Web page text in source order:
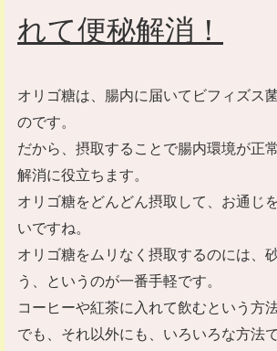
れて便秘解消！
オリゴ糖は、腸内に届いてビフィズス
のです。
だから、摂取することで腸内環境が正
解消に役立ちます。
オリゴ糖をどんどん摂取して、お通じ
いですね。
オリゴ糖をムリなく摂取するのには、
う、というのが一番手軽です。
コーヒーや紅茶に入れて飲むという方法
でも、それ以外にも、いろいろな方法